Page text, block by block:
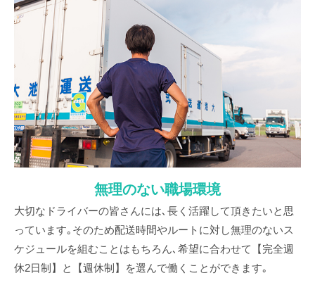
無理のない職場環境
大切なドライバーの皆さんには､長く活躍して頂きたいと思
っています｡そのため配送時間やルートに対し無理のないス
ケジュールを組むことはもちろん､希望に合わせて【完全週
休2日制】と【週休制】を選んで働くことができます｡